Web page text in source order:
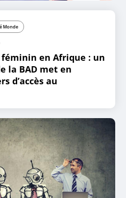
Monde
en Afrique : un
la BAD met en
d’accès au